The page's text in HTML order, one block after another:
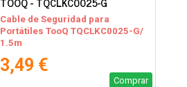
Cable de Seguridad para
Portátiles TooQ TQCLKC0025-G/
1.5m
3,49 €
Comprar